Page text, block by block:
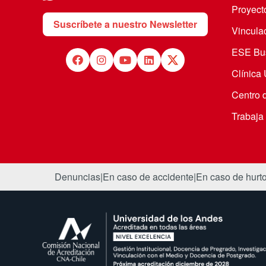
Suscríbete a nuestro Newsletter
ESE
Clínica
Centro
Denuncias|En caso de accidente|En caso de hurto